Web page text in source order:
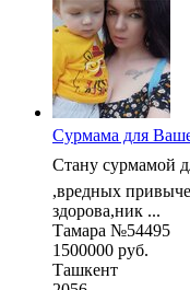
Сурмама для
Стану сурмамой
,вредных
здорова,ник ...
Тамара №54495
1500000 руб.
Ташкент